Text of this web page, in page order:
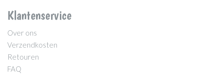
Klantenservice
Over ons
Verzendkosten
Retouren
FAQ